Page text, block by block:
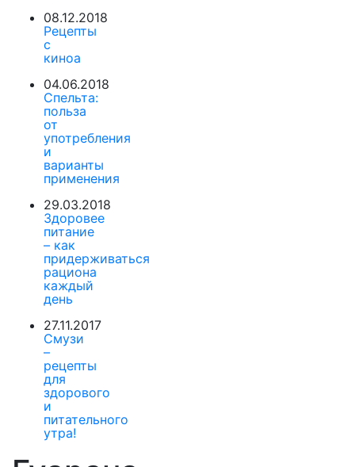
08.12.2018
Рецепты
с
киноа
04.06.2018
Спельта:
польза
от
употребления
и
варианты
применения
29.03.2018
Здоровее
питание
– как
придерживаться
рациона
каждый
день
27.11.2017
Смузи
–
рецепты
для
здорового
и
питательного
утра!